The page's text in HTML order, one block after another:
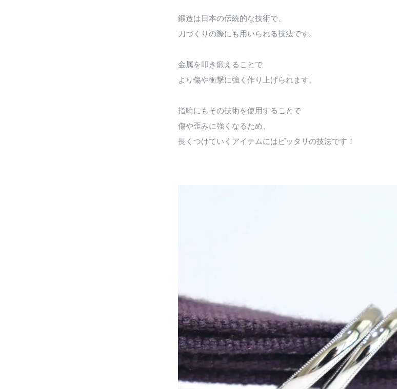
鍛造は日本の伝統的な技術で、
刀づくりの際にも用いられる技法です。
金属を叩き鍛えることで
より傷や衝撃に強く作り上げられます。
指輪にもその技術を使用することで
傷や歪みに強くなるため、
長くつけていくアイテムにはピッタリの技法です！